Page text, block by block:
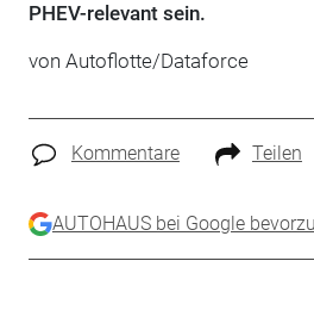
PHEV-relevant sein.
von Autoflotte/Dataforce
Kommentare Teilen
AUTOHAUS bei Google